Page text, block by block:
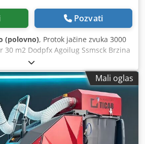
Pozvati
(polovno), Protok jačine zvuka 3000
30 m2 Dodpfx Agoilug Ssmsck Brzina
Mali oglas